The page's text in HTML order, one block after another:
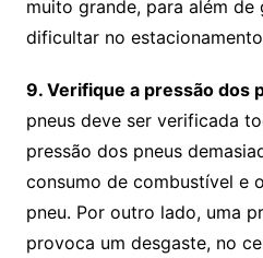
muito grande, para além
dificultar no
9. Verifique a pressão dos
pneus deve ser verificada
pressão dos pneus
consumo de combustível e
pneu. Por outro lado, uma
provoca um desgaste, no